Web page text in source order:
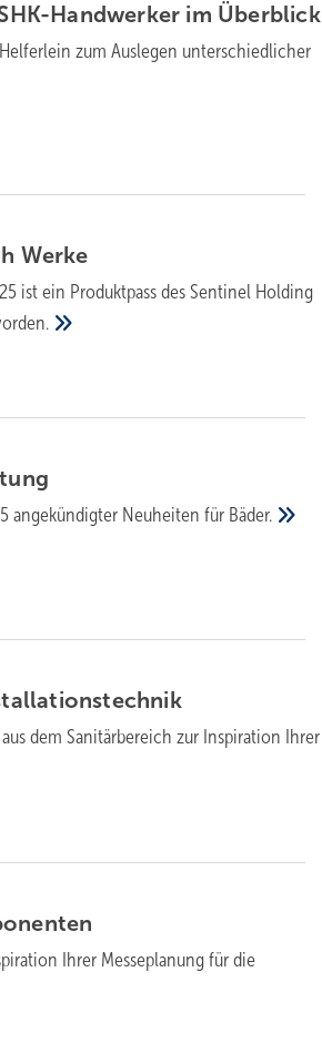
Handwerker im Überblick
zum Aus­legen unter­schied­licher
Werke
ist ein Produktpass des Sentinel Holding
angekündigter Neuheiten für Bäder.
dem Sanitärbereich zur Inspiration Ihrer
Ihrer Messeplanung für die